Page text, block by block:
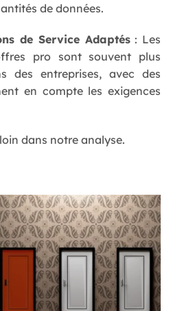
de données.
de Service Adaptés: Les
pro sont souvent plus
des entreprises, avec des
en compte les exigences
dans notre analyse.